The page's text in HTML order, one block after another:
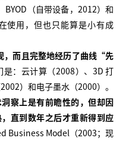
BYOD（自带设备，2012）和
使用，但也只能算是小有成
，而且完整地经历了曲线 “先
是：云计算（2008）、3D 打
）和电子墨水（2000）。
察上是有前瞻性的，但却因
直到数年之后才重新得到应
Business Model（2003；现